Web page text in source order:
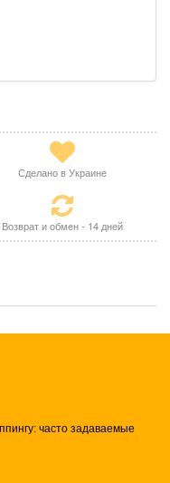
Сделано в Украине
Возврат и обмен - 14 дней
часто задаваемые